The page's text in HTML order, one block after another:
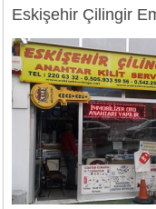
Eskişehir Çilingir